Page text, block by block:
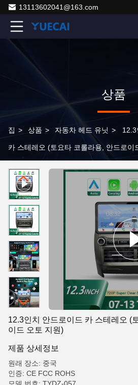
13113602041@163.com
상품
집 > 상품 > 자동차 헤드 유닛 > 12.3
카 스테레오 (토요타 코롤라용, 안드로이
12.3인치 안드로이드 카 스테레오 (
이드 오토 지원)
제품 상세정보
원래 장소: 중국
인증: CE FCC ROHS